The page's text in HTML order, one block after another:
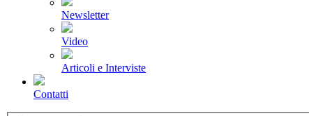
Newsletter
Video
Articoli e Interviste
Contatti